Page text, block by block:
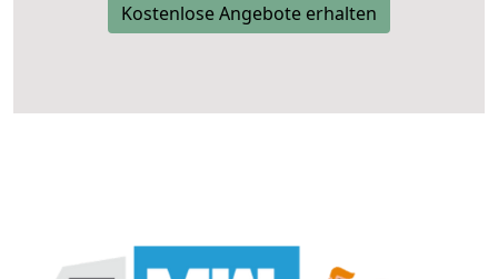
Kostenlose Angebote erhalten